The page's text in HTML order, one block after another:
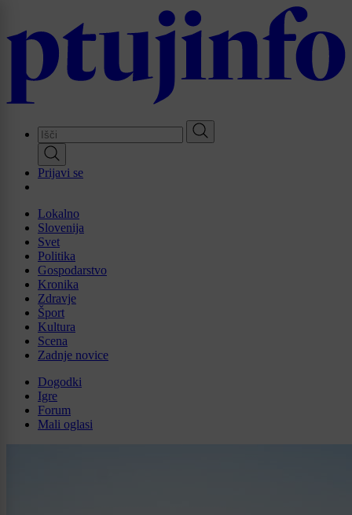
main
Prijavi se
Lokalno
Slovenija
Svet
Politika
Gospodarstvo
Kronika
Zdravje
Šport
Kultura
Scena
Zadnje novice
Dogodki
Igre
Forum
Mali oglasi